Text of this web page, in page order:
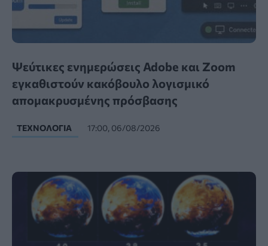
Ψεύτικες ενημερώσεις Adobe και Zoom
εγκαθιστούν κακόβουλο λογισμικό
απομακρυσμένης πρόσβασης
ΤΕΧΝΟΛΟΓΊΑ 17:00, 06/08/2026